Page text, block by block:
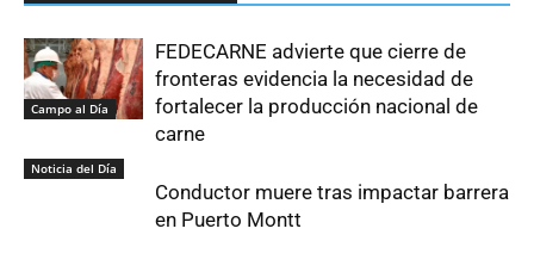
Campo al Día
FEDECARNE advierte que cierre de
fronteras evidencia la necesidad de
fortalecer la producción nacional de
carne
Noticia del Día
Conductor muere tras impactar barrera
en Puerto Montt